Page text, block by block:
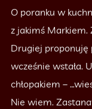
O poranku w
z jakimś Markiem.
Drugiej proponuję
wcześnie wstała.
chłopakiem –
Nie wiem.